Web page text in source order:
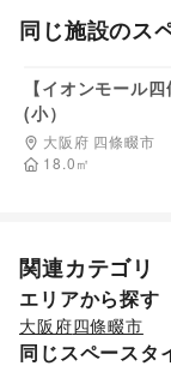
同じ施設のス
【イオンモール
(小）
大阪府 四條畷市
18.0㎡
関連カテゴリ
エリアから探す
大阪府四條畷市
同じスペースタ